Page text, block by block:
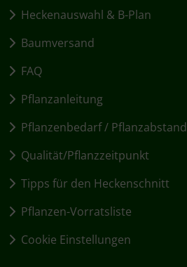
Heckenauswahl & B-Plan
Baumversand
FAQ
Pflanzanleitung
Pflanzenbedarf / Pflanzabstand
Qualität/Pflanzzeitpunkt
Tipps für den Heckenschnitt
Pflanzen-Vorratsliste
Cookie Einstellungen